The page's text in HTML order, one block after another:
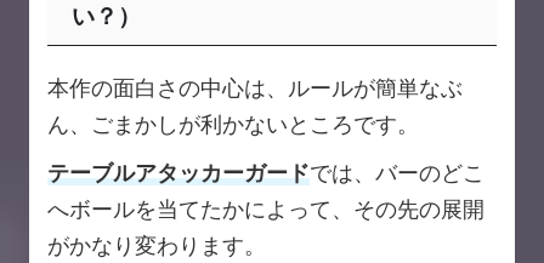
い？）
本作の面白さの中心は、ルールが簡単なぶ
ん、ごまかしが利かないところです。
テーブルアタッカーガードでは、バーのどこ
へボールを当てたかによって、その先の展開
がかなり変わります。